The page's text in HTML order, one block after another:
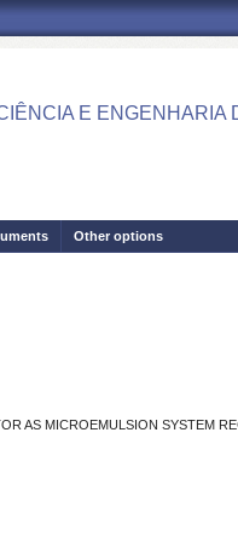
E ENGENHARIA
Other options
AS MICROEMULSION SYSTEM